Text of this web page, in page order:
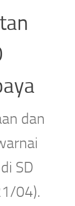
dan
SD
04).